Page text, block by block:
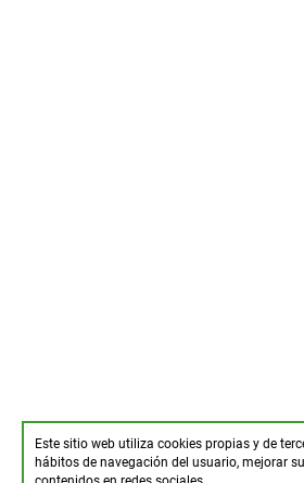
Este sitio web utiliza cookies propias y de
hábitos de navegación del usuario, mejorar